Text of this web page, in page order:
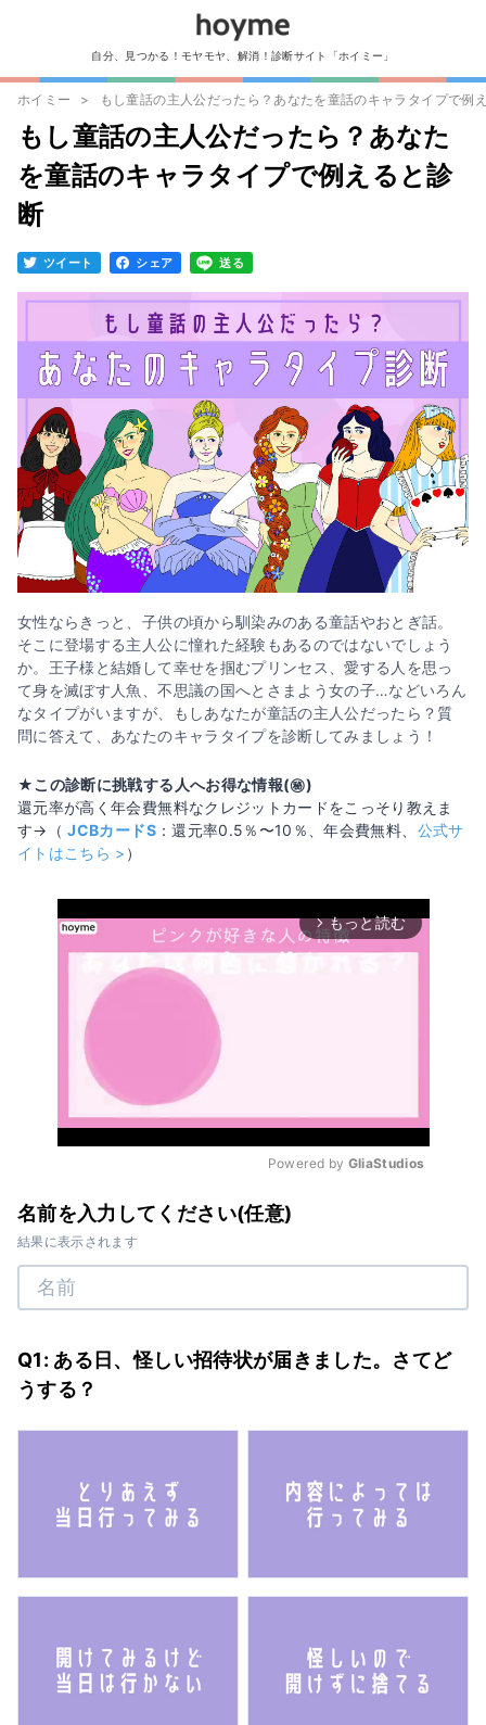
自分、見つかる！モヤモヤ、解消！診断サイト「ホイミー」
ホイミー もし童話の主人公だったら？あなたを童話のキャラタイプで例
もし童話の主人公だったら？あなた
を童話のキャラタイプで例えると診
断
ツイート シェア 送る
女性ならきっと、子供の頃から馴染みのある童話やおとぎ話。
そこに登場する主人公に憧れた経験もあるのではないでしょう
か。王子様と結婚して幸せを掴むプリンセス、愛する人を思っ
て身を滅ぼす人魚、不思議の国へとさまよう女の子…などいろん
なタイプがいますが、もしあなたが童話の主人公だったら？質
問に答えて、あなたのキャラタイプを診断してみましょう！
★この診断に挑戦する人へお得な情報(㊙️)
還元率が高く年会費無料なクレジットカードをこっそり教えま
す→（JCBカードS：還元率0.5％〜10％、年会費無料、 公式サ
イトはこちら > ）
arrow_forward_ios もっと読む
Powered by GliaStudios
名前を入力してください(任意)
結果に表示されます
Q1: ある日、怪しい招待状が届きました。さてど
うする？